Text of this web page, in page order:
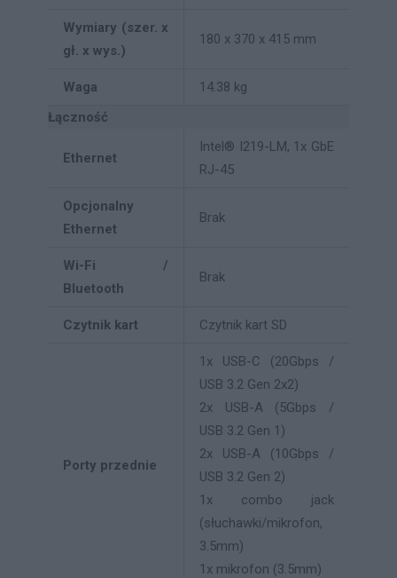
Wymiary (szer. x
gł. x wys.)
180 x 370 x 415 mm
Waga
14.38 kg
Łączność
Ethernet
Intel® I219-LM, 1x GbE
RJ-45
Opcjonalny
Ethernet
Brak
Wi-Fi /
Bluetooth
Brak
Czytnik kart Czytnik kart SD
Porty przednie
1x USB-C (20Gbps /
USB 3.2 Gen 2x2)
2x USB-A (5Gbps /
USB 3.2 Gen 1)
2x USB-A (10Gbps /
USB 3.2 Gen 2)
1x combo jack
(słuchawki/mikrofon,
3.5mm)
1x mikrofon (3.5mm)